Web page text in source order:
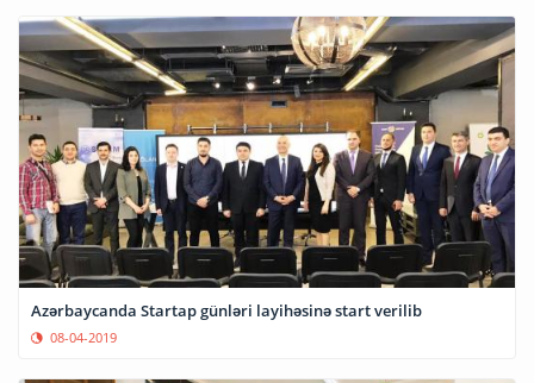
Azərbaycanda Startap günləri layihəsinə start verilib
08-04-2019